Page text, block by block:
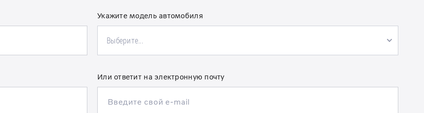
Укажите модель автомобиля
Выберите...
Или ответит на электронную почту